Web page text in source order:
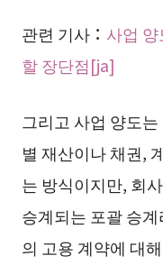
관련 기사： 사업
할 장단점[ja]
그리고 사업 양도
별 재산이나 채권,
는 방식이지만, 회
승계되는 포괄 승
의 고용 계약에 대